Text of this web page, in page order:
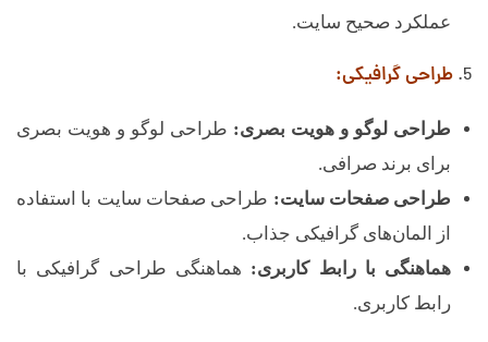
عملکرد صحیح سایت.
طراحی گرافیکی:
طراحی لوگو و هویت بصری: طراحی لوگو و هویت بصری
برای برند صرافی.
طراحی صفحات سایت: طراحی صفحات سایت با استفاده
از المان‌های گرافیکی جذاب.
هماهنگی با رابط کاربری: هماهنگی طراحی گرافیکی با
رابط کاربری.